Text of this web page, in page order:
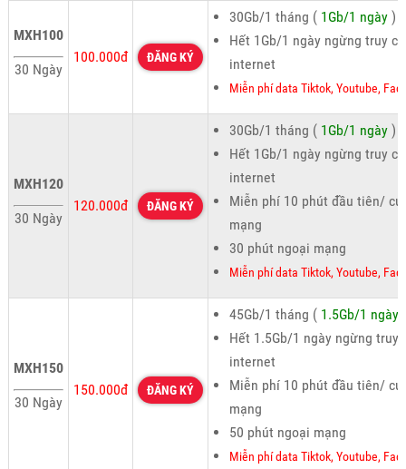
MXH100
30 Ngày
100.000đ ĐĂNG KÝ
30Gb/1 tháng ( 1Gb/1 ngày)
Hết 1Gb/1 ngày ngừng truy
internet
Miễn phí data Tiktok, Youtube,
MXH120
30 Ngày
120.000đ ĐĂNG KÝ
30Gb/1 tháng ( 1Gb/1 ngày)
Hết 1Gb/1 ngày ngừng truy
internet
Miễn phí 10 phút đầu tiên/
mạng
30 phút ngoại mạng
Miễn phí data Tiktok, Youtube,
MXH150
30 Ngày
150.000đ ĐĂNG KÝ
45Gb/1 tháng ( 1.5Gb/1 ngày
Hết 1.5Gb/1 ngày ngừng truy
internet
Miễn phí 10 phút đầu tiên/
mạng
50 phút ngoại mạng
Miễn phí data Tiktok, Youtube,